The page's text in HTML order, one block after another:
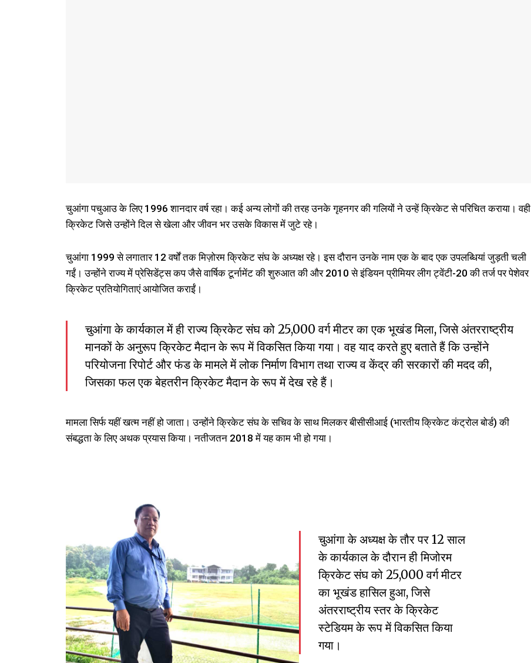
चुआंगा पचुआउ के लिए 1996 शानदार वर्ष रहा। कई अन्य लोगों की तरह उनके गृहनगर की गलियों ने उन्हें क्रिकेट से परिचित कराया। वही
क्रिकेट जिसे उन्होंने दिल से खेला और जीवन भर उसके विकास में जुटे रहे।
चुआंगा 1999 से लगातार 12 वर्षों तक मिज़ोरम क्रिकेट संघ के अध्यक्ष रहे। इस दौरान उनके नाम एक के बाद एक उपलब्धियां जुड़ती चली
गईं। उन्होंने राज्य में प्रेसिडेंट्स कप जैसे वार्षिक टूर्नामेंट की शुरुआत की और 2010 से इंडियन प्रीमियर लीग ट्वेंटी-20 की तर्ज पर पेशेवर
क्रिकेट प्रतियोगिताएं आयोजित कराईं।
चुआंगा के कार्यकाल में ही राज्य क्रिकेट संघ को 25,000 वर्ग मीटर का एक भूखंड मिला, जिसे अंतरराष्ट्रीय
मानकों के अनुरूप क्रिकेट मैदान के रूप में विकसित किया गया। वह याद करते हुए बताते हैं कि उन्होंने
परियोजना रिपोर्ट और फंड के मामले में लोक निर्माण विभाग तथा राज्य व केंद्र की सरकारों की मदद की,
जिसका फल एक बेहतरीन क्रिकेट मैदान के रूप में देख रहे हैं।
मामला सिर्फ यहीं खत्म नहीं हो जाता। उन्होंने क्रिकेट संघ के सचिव के साथ मिलकर बीसीसीआई (भारतीय क्रिकेट कंट्रोल बोर्ड) की
संबद्धता के लिए अथक प्रयास किया। नतीजतन 2018 में यह काम भी हो गया।
चुआंगा के अध्यक्ष के तौर पर 12 साल
के कार्यकाल के दौरान ही मिजोरम
क्रिकेट संघ को 25,000 वर्ग मीटर
का भूखंड हासिल हुआ, जिसे
अंतरराष्ट्रीय स्तर के क्रिकेट
स्टेडियम के रूप में विकसित किया
गया।